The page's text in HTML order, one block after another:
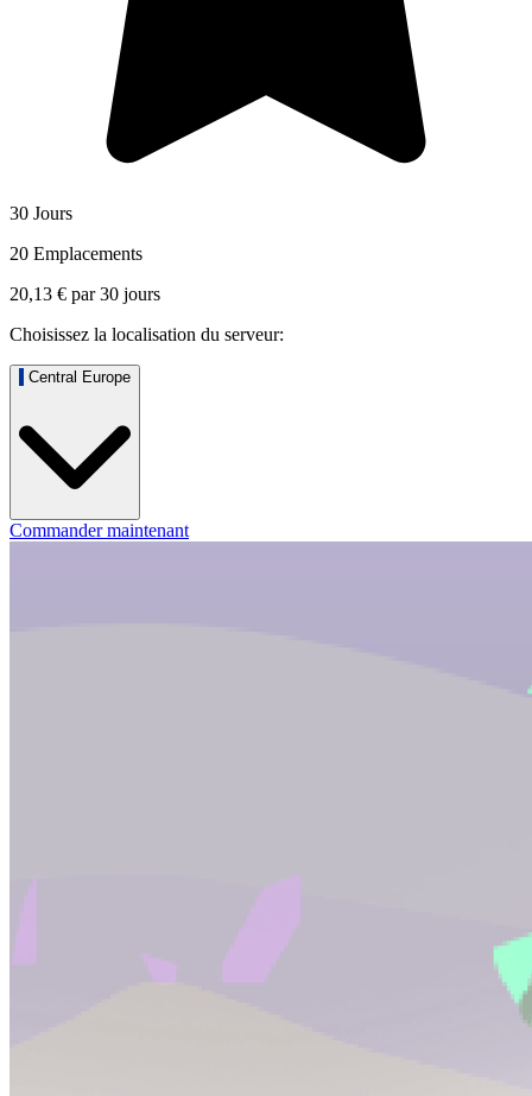
30 Jours
20 Emplacements
20,13 € par30 jours
Choisissez la localisation du serveur:
Central Europe
Commander maintenant